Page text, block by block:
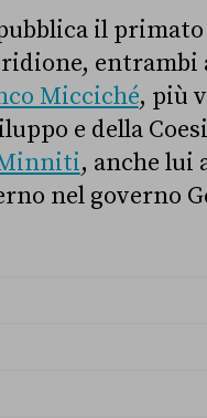
il
entrambi
Micciché, più
e della
, anche lui
nel governo